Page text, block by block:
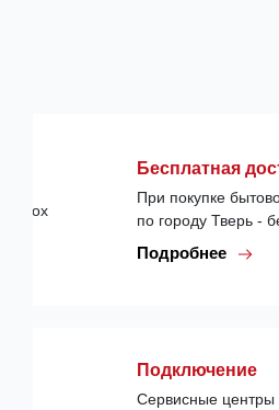
Бесплатная
При покупке
по городу Тверь -
Подробнее
Подключение
Сервисные